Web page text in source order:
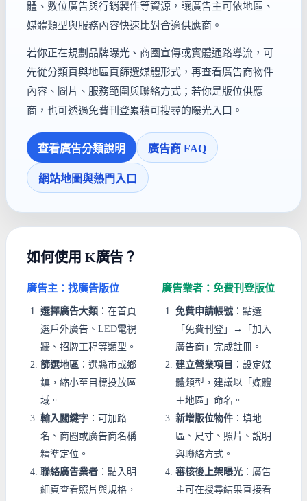
體、數位廣告與行銷製作等資源，讓廣告主可依地區、
媒體類型與服務內容快速比對合適供應商。
若你正在規劃品牌曝光、商圈宣傳或實體通路導流，可
先從分類頁與地區頁篩選媒體形式，再查看廣告商物件
內容、圖片、服務範圍與聯絡方式；若你是版位供應
商，也可透過免費刊登累積可搜尋的曝光入口。
查看廣告分類說明 廣告商 FAQ
網站地圖與熱門入口
如何使用 K廣告？
廣告主：找廣告版位
選擇廣告大類 ：在首頁
選戶外廣告、LED電視
牆、招牌工程等類型。
篩選地區 ：選縣市或鄉
鎮，縮小至目標投放區
域。
輸入關鍵字 ：可加路
名、商圈或廣告商名稱
精準定位。
聯絡廣告業者 ：點入明
細頁查看照片與規格，
廣告業者：免費刊登版位
免費申請帳號 ：點選
「免費刊登」→「加入
廣告商」完成註冊。
建立營業項目 ：設定媒
體類型，建議以「媒體
＋地區」命名。
新增版位物件 ：填地
區、尺寸、照片、說明
與聯絡方式。
審核後上架曝光 ：廣告
主可在搜尋結果直接看